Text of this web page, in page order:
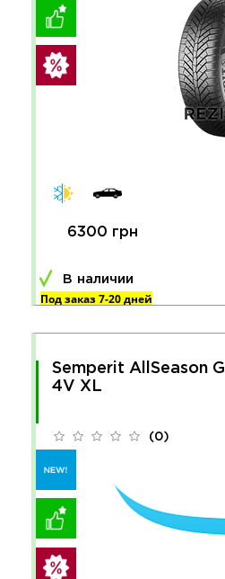
6300 грн
В наличии
Под заказ 7-20 дней
Semperit AllSeason
4V XL
(0)